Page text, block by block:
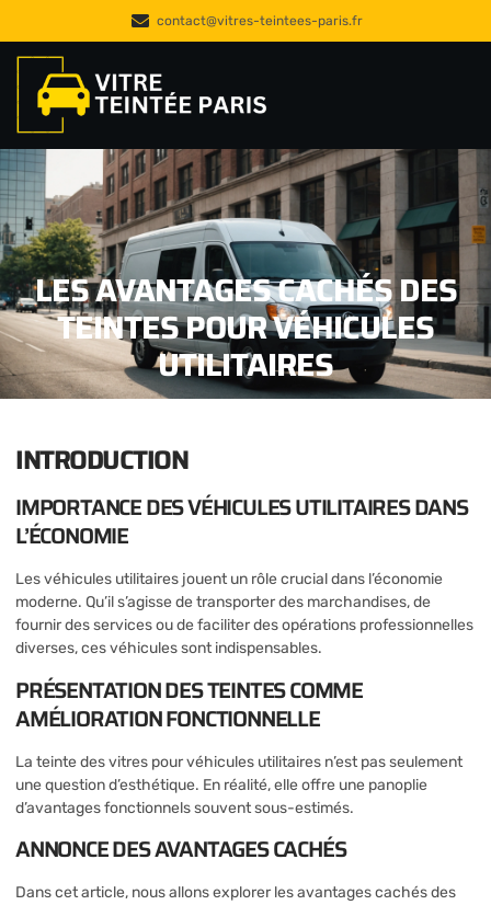
contact@vitres-teintees-paris.fr
LES AVANTAGES CACHÉS DES
TEINTES POUR VÉHICULES
UTILITAIRES
INTRODUCTION
IMPORTANCE DES VÉHICULES UTILITAIRES DANS
L’ÉCONOMIE
Les véhicules utilitaires jouent un rôle crucial dans l’économie
moderne. Qu’il s’agisse de transporter des marchandises, de
fournir des services ou de faciliter des opérations professionnelles
diverses, ces véhicules sont indispensables.
PRÉSENTATION DES TEINTES COMME
AMÉLIORATION FONCTIONNELLE
La teinte des vitres pour véhicules utilitaires n’est pas seulement
une question d’esthétique. En réalité, elle offre une panoplie
d’avantages fonctionnels souvent sous-estimés.
ANNONCE DES AVANTAGES CACHÉS
Dans cet article, nous allons explorer les avantages cachés des